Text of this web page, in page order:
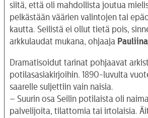
siitä, että oli mahdollista joutua
pelkästään väärien valintojen tai
kautta. Seilistä ei ollut tietä pois,
arkkulaudat mukana, ohjaaja Pauliina
Dramatisoidut tarinat pohjaavat
potilasasiakirjoihin. 1890-luvulta
saarelle suljettiin vain naisia.
– Suurin osa Seilin potilaista oli
palvelijoita, tilattomia tai irtolaisia.